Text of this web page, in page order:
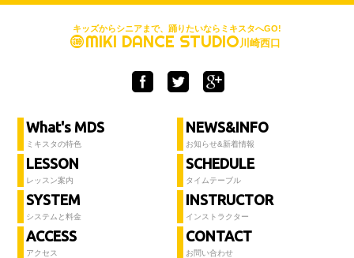
キッズからシニアまで、踊りたいならミキスタへGO!
MIKI DANCE STUDIO川崎西口
What's MDS
ミキスタの特色
NEWS&INFO
お知らせ&新着情報
LESSON
レッスン案内
SCHEDULE
タイムテーブル
SYSTEM
システムと料金
INSTRUCTOR
インストラクター
ACCESS
アクセス
CONTACT
お問い合わせ